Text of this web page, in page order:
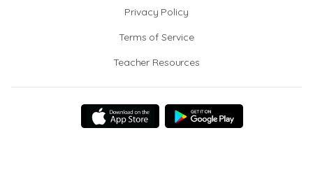
Privacy Policy
Terms of Service
Teacher Resources